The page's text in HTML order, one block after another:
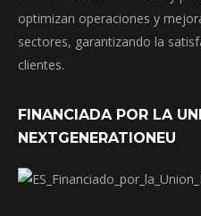
optimizan operaciones y
sectores, garantizando la
clientes.
FINANCIADA POR LA
NEXTGENERATIONEU